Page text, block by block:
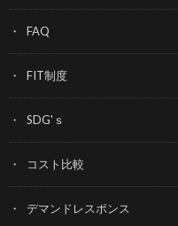
FAQ
FIT制度
SDG'ｓ
コスト比較
デマンドレスポンス